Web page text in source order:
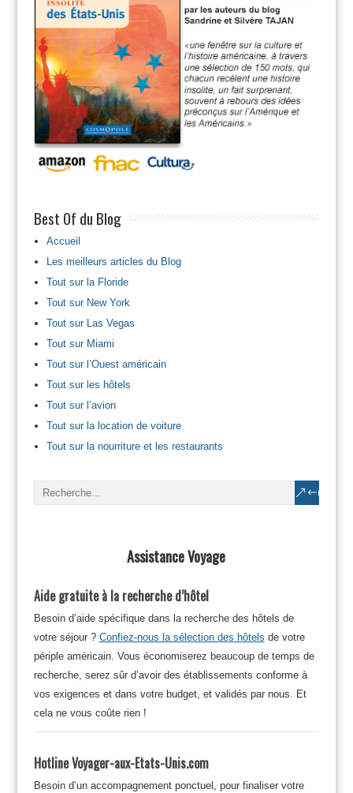
Best Of du Blog
Accueil
Les meilleurs articles du Blog
Tout sur la Floride
Tout sur New York
Tout sur Las Vegas
Tout sur Miami
Tout sur l’Ouest américain
Tout sur les hôtels
Tout sur l’avion
Tout sur la location de voiture
Tout sur la nourriture et les restaurants
Assistance Voyage
Aide gratuite à la recherche d’hôtel
Besoin d’aide spécifique dans la recherche des hôtels de
votre séjour ? Confiez-nous la sélection des hôtels de votre
périple américain. Vous économiserez beaucoup de temps de
recherche, serez sûr d’avoir des établissements conforme à
vos exigences et dans votre budget, et validés par nous. Et
cela ne vous coûte rien !
Hotline Voyager-aux-Etats-Unis.com
Besoin d’un accompagnement ponctuel, pour finaliser votre